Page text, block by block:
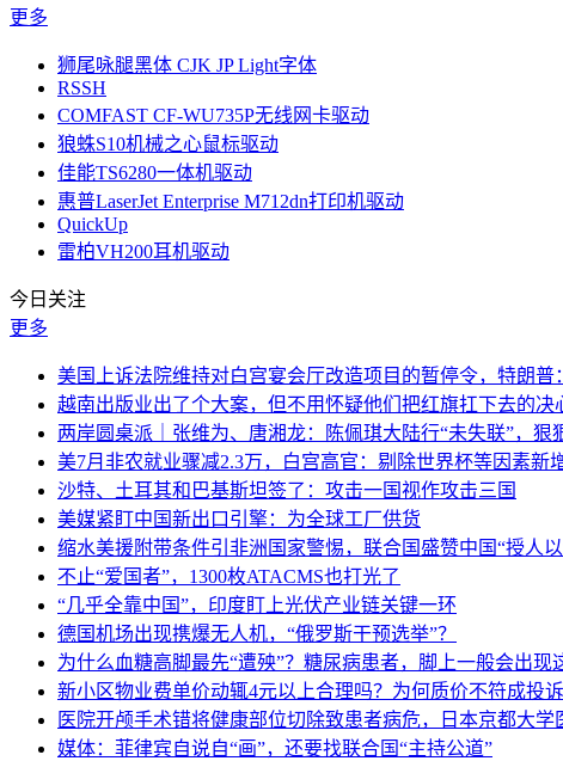
更多
狮尾咏腿黑体 CJK JP Light字体
RSSH
COMFAST CF-WU735P无线网卡驱动
狼蛛S10机械之心鼠标驱动
佳能TS6280一体机驱动
惠普LaserJet Enterprise M712dn打印机驱动
QuickUp
雷柏VH200耳机驱动
今日关注
更多
美国上诉法院维持对白宫宴会厅改造项目的暂停令，特朗普
越南出版业出了个大案，但不用怀疑他们把红旗扛下去的决
两岸圆桌派｜张维为、唐湘龙：陈佩琪大陆行“未失联”，狠
美7月非农就业骤减2.3万，白宫高官：剔除世界杯等因素新
沙特、土耳其和巴基斯坦签了：攻击一国视作攻击三国
美媒紧盯中国新出口引擎：为全球工厂供货
缩水美援附带条件引非洲国家警惕，联合国盛赞中国“授人
不止“爱国者”，1300枚ATACMS也打光了
“几乎全靠中国”，印度盯上光伏产业链关键一环
德国机场出现携爆无人机，“俄罗斯干预选举”？
为什么血糖高脚最先“遭殃”？糖尿病患者，脚上一般会出现
新小区物业费单价动辄4元以上合理吗？为何质价不符成投诉
医院开颅手术错将健康部位切除致患者病危，日本京都大学
媒体：菲律宾自说自“画”，还要找联合国“主持公道”